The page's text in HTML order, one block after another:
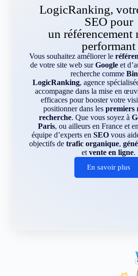
LogicRanking,
SEO pour
un référencement
performant
Vous souhaitez améliorer le
de votre site web surGoogle et
recherche comme
LogicRanking, agence
accompagne dans la mise en
efficaces pour booster votre
positionner dans lespremiers
recherche. Que vous soyez à
Paris, ou ailleurs en France et
équipe d’experts en SEOvous
objectifs detrafic organique,
etvente en ligne.
En savoir plus